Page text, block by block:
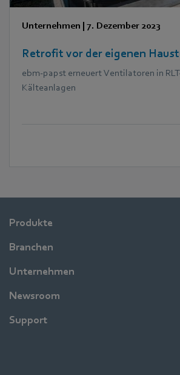
Unternehmen | 7. Dezember 2023
Retrofit vor der eigenen
ebm‑papst erneuert Ventilatoren in
Kälteanlagen
Produkte
Branchen
Unternehmen
Newsroom
Support